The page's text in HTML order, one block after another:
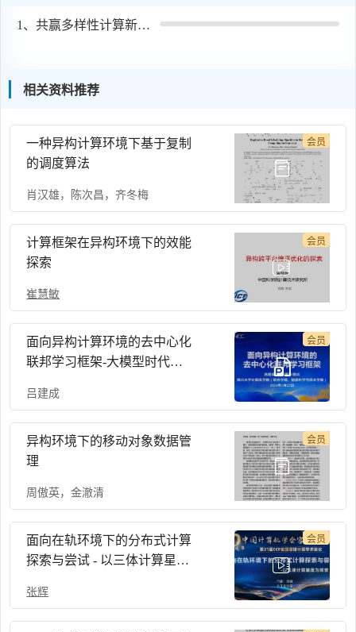
1、 共赢多样性计算新时代-华为计算技术论坛
相关资料推荐
一种异构计算环境下基于复制
的调度算法
肖汉雄 ， 陈次昌 ，齐冬梅
会员
计算框架在异构环境下的效能
探索
崔慧敏
会员
面向异构计算环境的去中心化
联邦学习框架-大模型时代的
2023
吕建成
会员
异构环境下的移动对象数据管
理
周傲英，金澈清
会员
面向在轨环境下的分布式计算
探索与尝试 - 以三体计算星座
张辉
会员